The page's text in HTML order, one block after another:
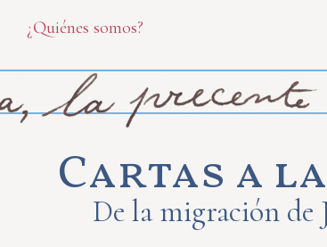
¿Quiénes somos?
Cartas a
De la migración de